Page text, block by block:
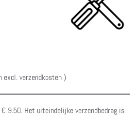
verzendkosten )
9.50. Het uiteindelijke verzendbedrag is